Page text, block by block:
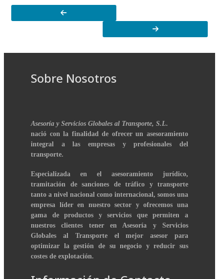
Sobre Nosotros
Asesoría y Servicios Globales al Transporte, S.L.
nació con la finalidad de ofrecer un asesoramiento
integral a las empresas y profesionales del
transporte.
Especializada en el asesoramiento jurídico,
tramitación de sanciones de tráfico y transporte
tanto a nivel nacional como internacional, somos una
empresa líder en nuestro sector y ofrecemos una
gama de productos y servicios que permiten a
nuestros clientes tener en Asesoría y Servicios
Globales al Transporte el mejor asesor para
optimizar la gestión de su negocio y reducir sus
costes de explotación.